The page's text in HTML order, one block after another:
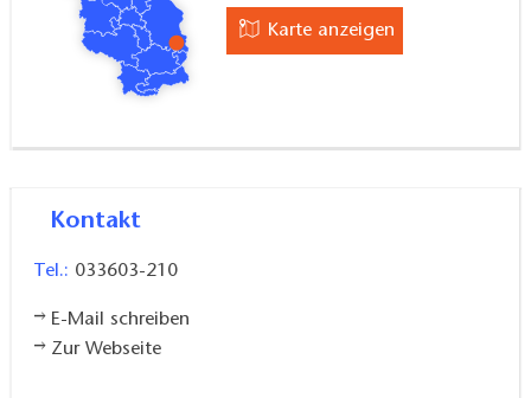
Karte anzeigen
Kontakt
Tel.: 033603-210
E-Mail schreiben
Zur Webseite